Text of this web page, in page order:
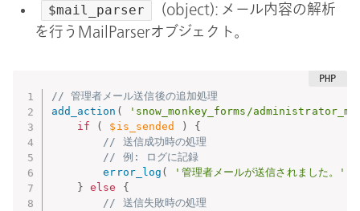
$mail_parser
(object): メール内容の解析
を行うMailParserオブジェクト。
// 管理者メール送信後の追加処理
add_action (
'snow_monkey_forms/
if
( $is_sended )
{
// 送信成功時の処理
// 例: ログに記録
error_log ( '管理者メールが送信されました。'
}
else
{
// 送信失敗時の処理